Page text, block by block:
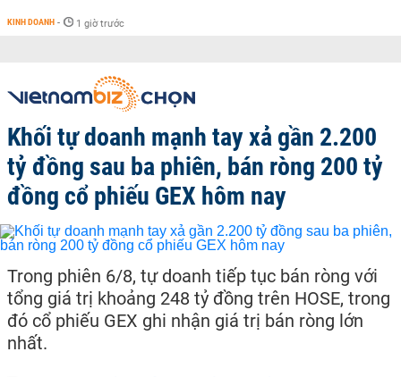
KINH DOANH - 1 giờ trước
Khối tự doanh mạnh tay xả gần 2.200
tỷ đồng sau ba phiên, bán ròng 200 tỷ
đồng cổ phiếu GEX hôm nay
Trong phiên 6/8, tự doanh tiếp tục bán ròng với
tổng giá trị khoảng 248 tỷ đồng trên HOSE, trong
đó cổ phiếu GEX ghi nhận giá trị bán ròng lớn
nhất.